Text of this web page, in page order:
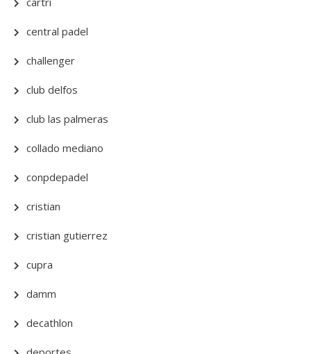
central padel
challenger
club delfos
club las palmeras
collado mediano
conpdepadel
cristian
cristian gutierrez
cupra
damm
decathlon